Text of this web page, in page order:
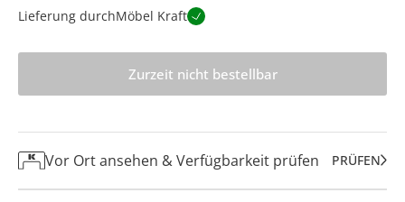
Lieferung durchMöbel Kraft
Zurzeit nicht bestellbar
Vor Ort ansehen & Verfügbarkeit prüfen PRÜFEN